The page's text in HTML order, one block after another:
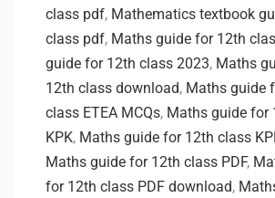
class pdf, Mathematics textbook
class pdf, Maths guide for 12th
guide for 12th class 2023, Maths
12th class download, Maths guide
class ETEA MCQs, Maths guide for
KPK, Maths guide for 12th class
Maths guide for 12th class PDF,
for 12th class PDF download,